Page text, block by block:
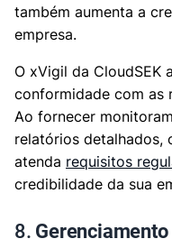
também aumenta a
empresa.
O xVigil da CloudSEK
conformidade com as
Ao fornecer
relatórios detalhados,
atenda requisitos
credibilidade da sua
8.